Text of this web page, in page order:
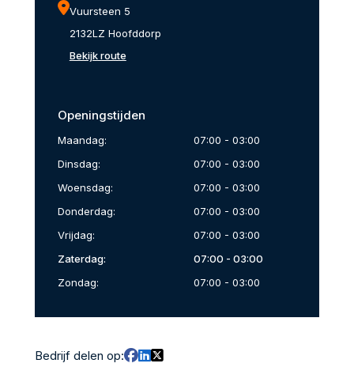
Vuursteen 5
2132LZ Hoofddorp
Bekijk route
Openingstijden
Maandag:
07:00 - 03:00
Dinsdag:
07:00 - 03:00
Woensdag:
07:00 - 03:00
Donderdag:
07:00 - 03:00
Vrijdag:
07:00 - 03:00
Zaterdag:
07:00 - 03:00
Zondag:
07:00 - 03:00
Bedrijf delen op: